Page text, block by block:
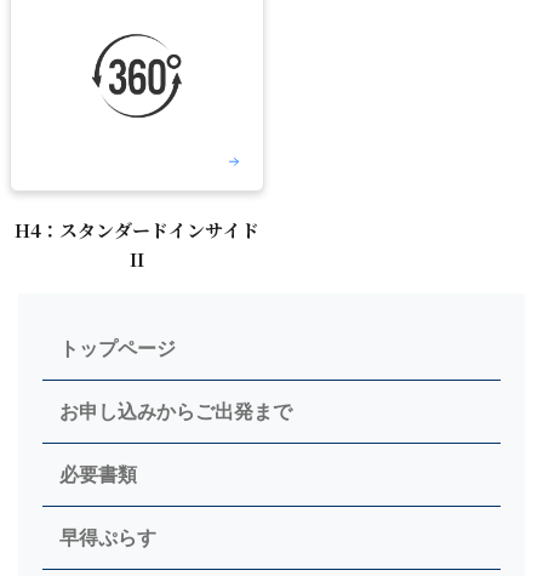
トップページ
お申し込みからご出発まで
必要書類
早得ぷらす
H4：スタンダードインサイド
II